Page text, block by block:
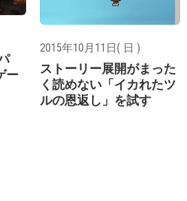
ー
2015年10月11日( 日 )
ストーリー展開がまった
く読めない「イカれたツ
ルの恩返し」を試す